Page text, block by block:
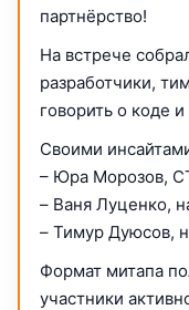
партнёрство!
На встрече
разработчики,
говорить о коде
Своими
– Юра Морозов,
– Ваня Луценко,
– Тимур Дуюсов,
Формат митапа
участники